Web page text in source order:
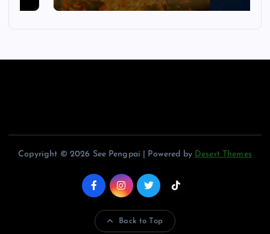
Copyright © 2026 See Pengpai | Powered by Desert Themes
Back to Top